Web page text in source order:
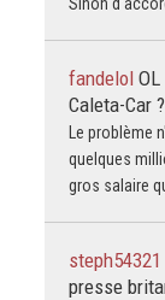
fandelol
Caleta-Car ?
Le problème
quelques
gros salaire
steph54321
presse